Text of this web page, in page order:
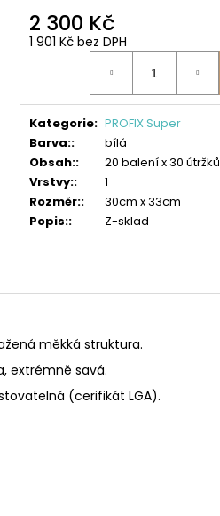
2 300 Kč
1 901 Kč bez DPH
Kategorie: PROFIX Super
Barva::
bílá
Obsah::
20 balení x 30 útržků
Vrstvy::
1
Rozměr::
30cm x 33cm
Popis:: Z-sklad
měkká struktura.
extrémně savá.
(cerifikát LGA).